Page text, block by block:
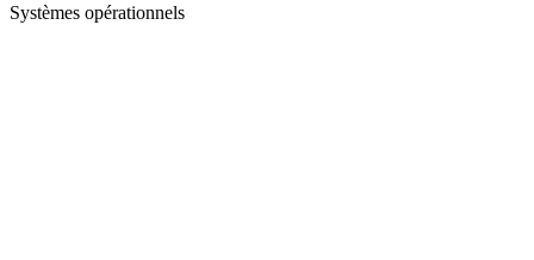
Systèmes opérationnels